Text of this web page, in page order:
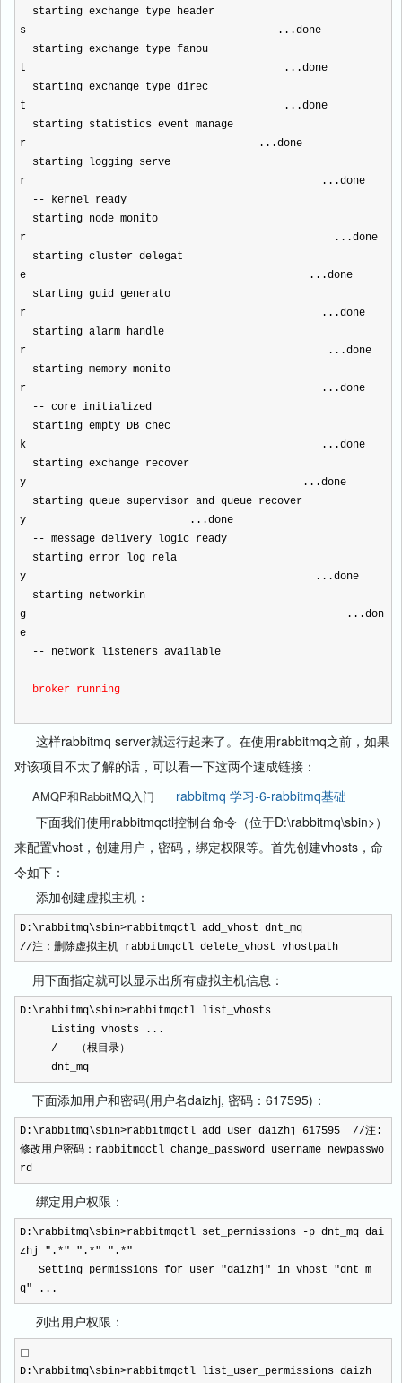
starting exchange type header
s ...done
starting exchange type fanou
t ...done
starting exchange type direc
t ...done
starting statistics event manage
r ...done
starting logging serve
r ...done
-- kernel ready
starting node monito
r ...done
starting cluster delegat
e ...done
starting guid generato
r ...done
starting alarm handle
r ...done
starting memory monito
r ...done
-- core initialized
starting empty DB chec
k ...done
starting exchange recover
y ...done
starting queue supervisor and queue recover
y ...done
-- message delivery logic ready
starting error log rela
y ...done
starting networkin
g ...don
e
-- network listeners available
broker running
这样rabbitmq server就运行起来了。在使用rabbitmq之前，如果
对该项目不太了解的话，可以看一下这两个速成链接：
AMQP和RabbitMQ入门
rabbitmq 学习-6-rabbitmq基础
下面我们使用rabbitmqctl控制台命令（位于D:\rabbitmq\sbin>）
来配置vhost，创建用户，密码，绑定权限等。首先创建vhosts，命
令如下：
添加创建虚拟主机：
D:\rabbitmq\sbin>rabbitmqctl add_vhost dnt_mq
//注：删除虚拟主机 rabbitmqctl delete_vhost vhostpath
用下面指定就可以显示出所有虚拟主机信息：
D:\rabbitmq\sbin>rabbitmqctl list_vhosts
Listing vhosts ...
/ （根目录）
dnt_mq
下面添加用户和密码(用户名daizhj, 密码：617595)：
D:\rabbitmq\sbin>rabbitmqctl add_user daizhj 617595 //注:
修改用户密码：rabbitmqctl change_password username newpasswo
rd
绑定用户权限：
D:\rabbitmq\sbin>rabbitmqctl set_permissions -p dnt_mq dai
zhj ".*" ".*" ".*"
Setting permissions for user "daizhj" in vhost "dnt_m
q" ...
列出用户权限：
D:\rabbitmq\sbin>rabbitmqctl list_user_permissions daizh